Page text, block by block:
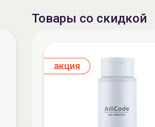
Товары со скидкой
aкция